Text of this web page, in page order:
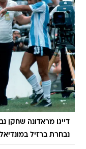
דייגו מראדונה שחקן
נבחרת ברזיל במונדיאל